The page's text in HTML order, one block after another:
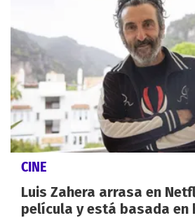
CINE
Luis Zahera arrasa en
película y está basada en